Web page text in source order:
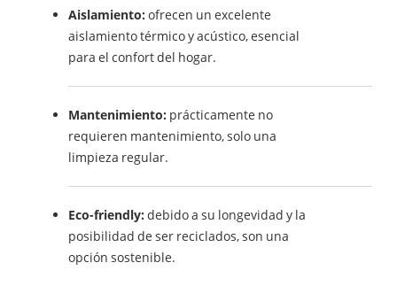
Aislamiento: ofrecen un excelente
aislamiento térmico y acústico, esencial
para el confort del hogar.
Mantenimiento: prácticamente no
requieren mantenimiento, solo una
limpieza regular.
Eco-friendly: debido a su longevidad y la
posibilidad de ser reciclados, son una
opción sostenible.